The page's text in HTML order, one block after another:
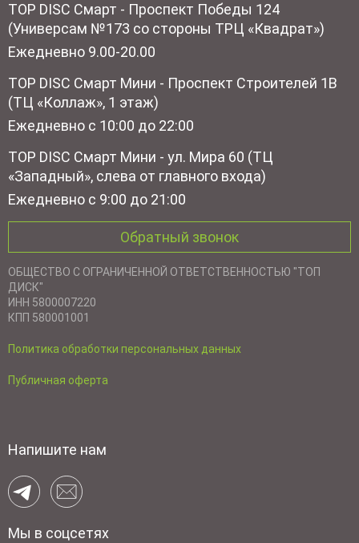
TOP DISC Смарт - Проспект Победы 124
(Универсам №173 со стороны ТРЦ «Квадрат»)
Ежедневно 9.00-20.00
TOP DISC Смарт Мини - Проспект Строителей 1В
(ТЦ «Коллаж», 1 этаж)
Ежедневно с 10:00 до 22:00
TOP DISC Смарт Мини - ул. Мира 60 (ТЦ
«Западный», слева от главного входа)
Ежедневно с 9:00 до 21:00
Обратный звонок
ОБЩЕСТВО С ОГРАНИЧЕННОЙ ОТВЕТСТВЕННОСТЬЮ "ТОП
ДИСК"
ИНН 5800007220
КПП 580001001
Политика обработки персональных данных
Публичная оферта
Напишите нам
Мы в соцсетях